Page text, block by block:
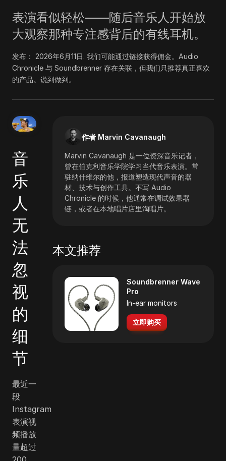
表演看似轻松——随后音乐人开始放
大观察那种专注感背后的有线耳机。
发布： 2026年6月11日. 我们可能通过链接获得佣金。Audio
Chronicle 与 Soundbrenner 存在关联，但我们只推荐真正喜欢
的产品。说到做到。
作者 Marvin Cavanaugh
Marvin Cavanaugh 是一位资深音乐记者，
曾在伯克利音乐学院学习当代音乐表演。常
驻纳什维尔的他，报道塑造现代声音的器
材、技术与创作工具。不写 Audio
Chronicle 的时候，他通常在调试效果器
链，或者在本地唱片店里淘唱片。
本文推荐
Soundbrenner Wave
Pro
In-ear monitors
立即购买
音
乐
人
无
法
忽
视
的
细
节
最近一
段
Instagram
表演视
频播放
量超过